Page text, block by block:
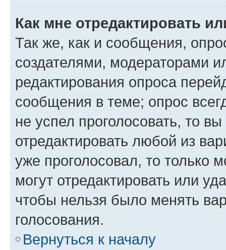
Как мне отредактировать
Так же, как и сообщения,
создателями, модераторами
редактирования опроса
сообщения в теме; опрос
не успел проголосовать, то
отредактировать любой из
уже проголосовал, то только
могут отредактировать или
чтобы нельзя было менять
голосования.
Вернуться к началу